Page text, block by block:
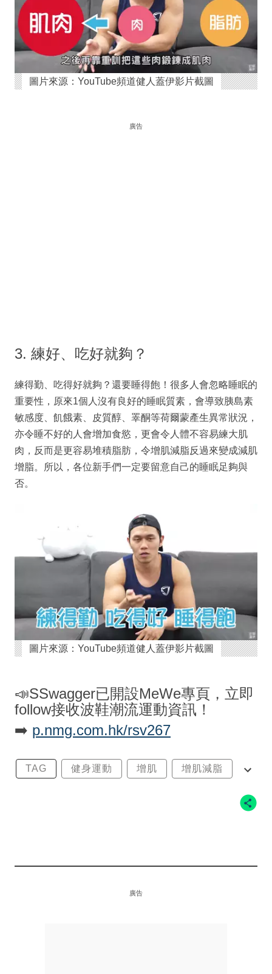
圖片來源：YouTube頻道健人蓋伊影片截圖
廣告
3. 練好、吃好就夠？
練得勤、吃得好就夠？還要睡得飽！很多人會忽略睡眠的
重要性，原來1個人沒有良好的睡眠質素，會導致胰島素
敏感度、飢餓素、皮質醇、睪酮等荷爾蒙產生異常狀況，
亦令睡不好的人會增加食慾，更會令人體不容易練大肌
肉，反而是更容易堆積脂肪，令增肌減脂反過來變成減肌
增脂。所以，各位新手們一定要留意自己的睡眠足夠與
否。
圖片來源：YouTube頻道健人蓋伊影片截圖
📣SSwagger已開設MeWe專頁，立即
follow接收波鞋潮流運動資訊！
➡️ p.nmg.com.hk/rsv267
TAG 健身運動 增肌 增肌減脂
廣告